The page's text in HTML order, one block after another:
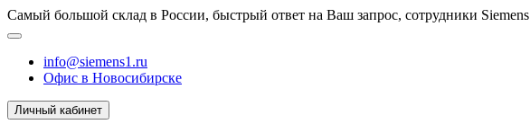
Самый большой склад в России, быстрый ответ на Ваш запрос, сотрудники Siemens
info@siemens1.ru
Офис в Новосибирске
Личный кабинет